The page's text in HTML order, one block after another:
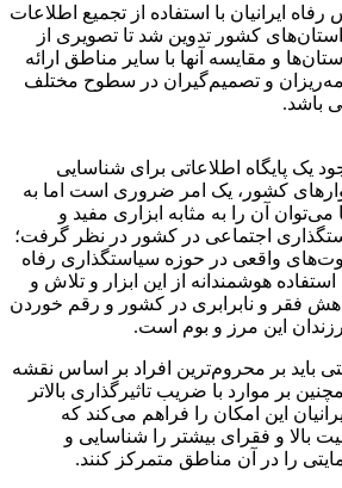
رفاه ایرانیان با استفاده از تجمیع اطلاعات
کشور تدوین شد تا تصویری از
و مقایسه آنها با سایر مناطق ارائه
و تصمیم‌گیران در سطوح مختلف
باشد.
یک پایگاه اطلاعاتی برای شناسایی
کشور، یک امر ضروری است اما به
آن را به مثابه ابزاری مفید و
اجتماعی در کشور در نظر گرفت؛
واقعی در حوزه سیاستگذاری رفاه
هوشمندانه از این ابزار و تلاش و
فقر و نابرابری در کشور و رقم خوردن
این مرز و بوم است.
باید بر محروم‌ترین افراد بر اساس نقشه
بر موارد با ضریب تاثیرگذاری بالاتر
این امکان را فراهم می‌کند که
بالا و فقرای بیشتر را شناسایی و
را در آن مناطق متمرکز کنند.